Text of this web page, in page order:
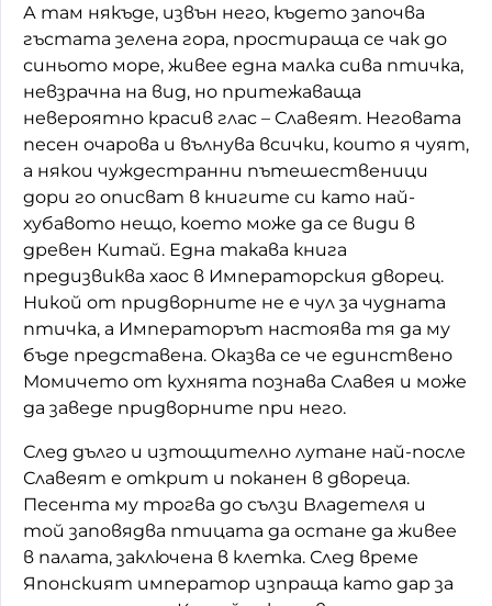
А там някъде, извън него, където започва
гъстата зелена гора, простираща се чак до
синьото море, живее една малка сива птичка,
невзрачна на вид, но притежаваща
невероятно красив глас – Славеят. Неговата
песен очарова и вълнува всички, които я чуят,
а някои чуждестранни пътешественици
дори го описват в книгите си като най-
хубавото нещо, което може да се види в
древен Китай. Една такава книга
предизвиква хаос в Императорския дворец.
Никой от придворните не е чул за чудната
птичка, а Императорът настоява тя да му
бъде представена. Оказва се че единствено
Момичето от кухнята познава Славея и може
да заведе придворните при него.
След дълго и изтощително лутане най-после
Славеят е открит и поканен в двореца.
Песента му трогва до сълзи Владетеля и
той заповядва птицата да остане да живее
в палата, заключена в клетка. След време
Японският император изпраща като дар за